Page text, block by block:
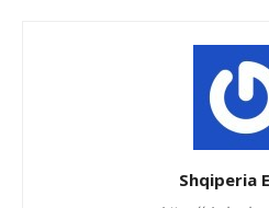
Shqiperia